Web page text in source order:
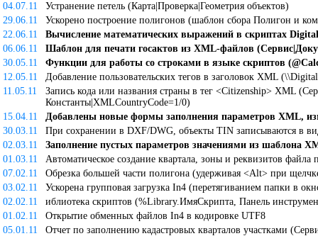
04.07.11
Устранение петель (Карта|Проверка|Геометрия объектов)
29.06.11
Ускорено построение полигонов (шаблон сбора Полигон и
22.06.11
Вычисление математических выражений в скриптах
06.06.11
Шаблон для печати госактов из XML-файлов
30.05.11
Функции для работы со строками в языке скриптов
12.05.11
Добавление пользовательских тегов в заголовок XML
11.05.11
Запись кода или названия страны в тег <Citizenship> XML
Константы|XMLCountryCode=1/0)
15.04.11
Добавлены новые формы заполнения параметров XML,
30.03.11
При сохранении в DXF/DWG, объекты TIN записываются в
02.03.11
Заполнение пустых параметров значениями из шаблона
01.03.11
Автоматическое создание квартала, зоны и реквизитов
07.02.11
Обрезка большей части полигона (удерживая <Alt> при
03.02.11
Ускорена групповая загрузка In4 (перетягиванием папки в
02.02.11
иблиотека скриптов (%Library.ИмяСкрипта, Панель
01.02.11
Открытие обменных файлов In4 в кодировке UTF8
05.01.11
Отчет по заполнению кадастровых кварталов участками